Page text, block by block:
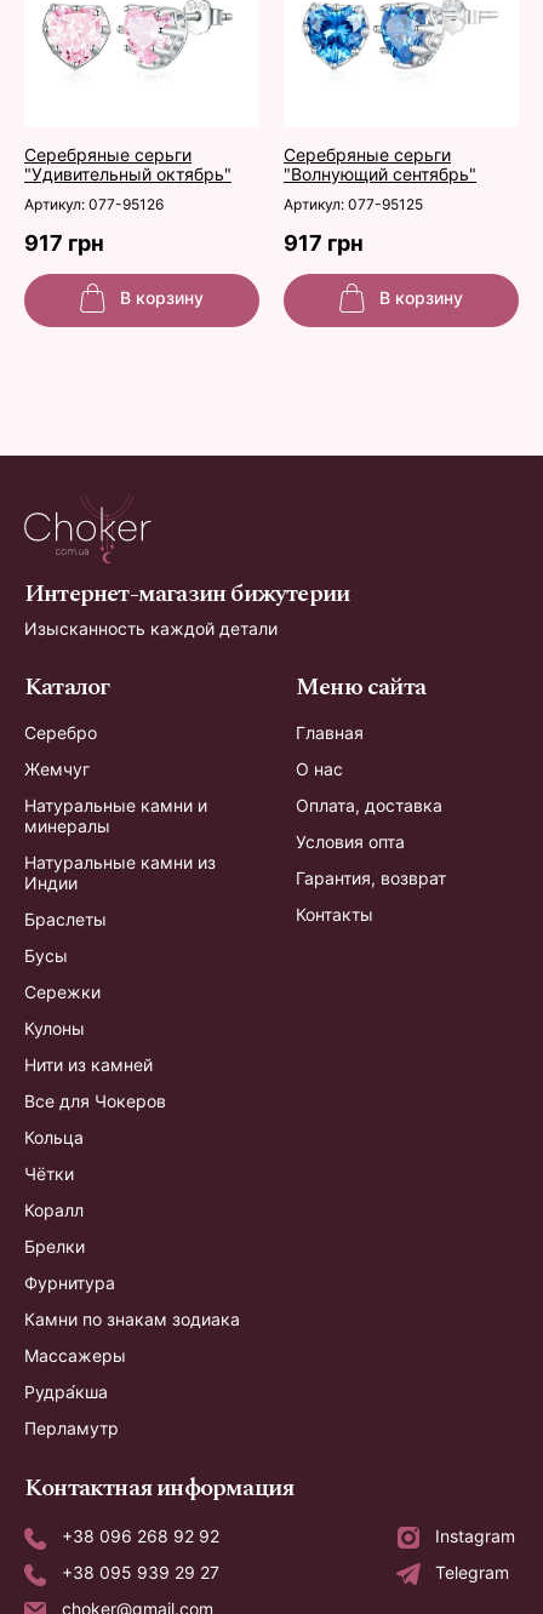
Серебряные серьги
"Удивительный октябрь"
Серебряные серьги
"Волнующий сентябрь"
Артикул: 077-95126 Артикул: 077-95125
917 грн 917 грн
В корзину В корзину
Интернет-магазин бижутерии
Изысканность каждой детали
Каталог
Серебро
Жемчуг
Натуральные камни и
минералы
Натуральные камни из
Индии
Браслеты
Бусы
Сережки
Кулоны
Нити из камней
Все для Чокеров
Кольца
Чётки
Коралл
Брелки
Фурнитура
Камни по знакам зодиака
Массажеры
Рудра́кша
Перламутр
Меню сайта
Главная
О нас
Оплата, доставка
Условия опта
Гарантия, возврат
Контакты
Контактная информация
+38 096 268 92 92
Instagram
+38 095 939 29 27
Telegram
choker@gmail.com